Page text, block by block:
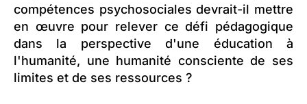
compétences psychosociales devrait-il mettre
en œuvre pour relever ce défi pédagogique
dans la perspective d'une éducation à
l'humanité, une humanité consciente de ses
limites et de ses ressources ?